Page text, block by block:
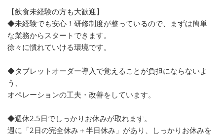
【飲食未経験の方も大歓迎】
◆未経験でも安心！研修制度が整っているので、まずは簡単
な業務からスタートできます。
徐々に慣れていける環境です。
◆タブレットオーダー導入で覚えることが負担にならないよ
う、
オペレーションの工夫・改善をしています。
◆週休2.5日でしっかりお休みが取れます。
週に「2日の完全休み＋半日休み」があり、しっかりお休みを